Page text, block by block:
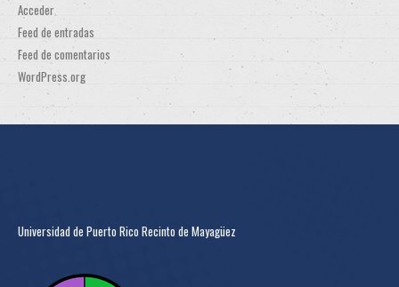
Acceder
Feed de entradas
Feed de comentarios
WordPress.org
Universidad de Puerto Rico Recinto de Mayagüez